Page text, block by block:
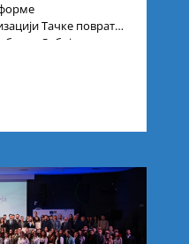
Тачке повратка
Србије,